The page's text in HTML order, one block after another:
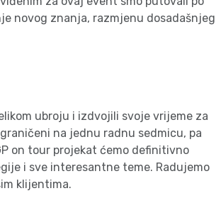
novog znanja, razmjenu dosadašnjeg
ubroju i izdvojili svoje vrijeme za
na jednu radnu sedmicu, pa
on tour projekat ćemo definitivno
i sve interesantne teme. Radujemo
klijentima.